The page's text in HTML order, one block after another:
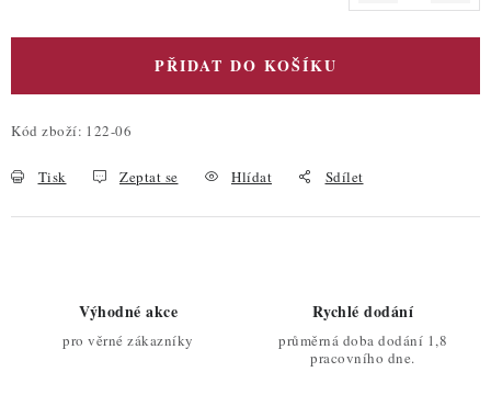
PŘIDAT DO KOŠÍKU
Kód zboží: 122-06
Tisk Zeptat se Hlídat Sdílet
Výhodné akce
pro věrné zákazníky
Rychlé dodání
průměrná doba dodání 1,8
pracovního dne.